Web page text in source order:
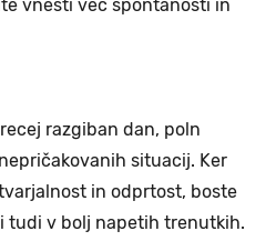
vnesti več spontanosti in
razgiban dan, poln
situacij. Ker
in odprtost, boste
tudi v bolj napetih trenutkih.